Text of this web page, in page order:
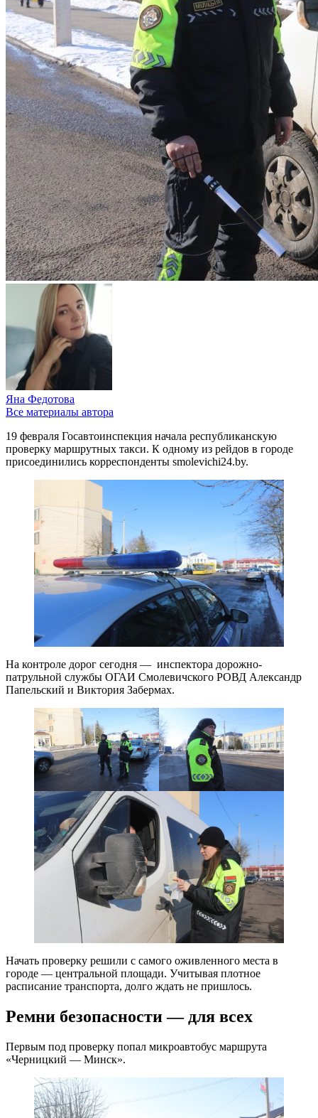
Яна Федотова
Все материалы автора
19 февраля Госавтоинспекция начала республиканскую
проверку маршрутных такси. К одному из рейдов в городе
присоединились корреспонденты smolevichi24.by.
На контроле дорог сегодня — инспектора дорожно-
патрульной службы ОГАИ Смолевичского РОВД Александр
Папельский и Виктория Забермах.
Начать проверку решили с самого оживленного места в
городе — центральной площади. Учитывая плотное
расписание транспорта, долго ждать не пришлось.
Ремни безопасности — для всех
Первым под проверку попал микроавтобус маршрута
«Черницкий — Минск».